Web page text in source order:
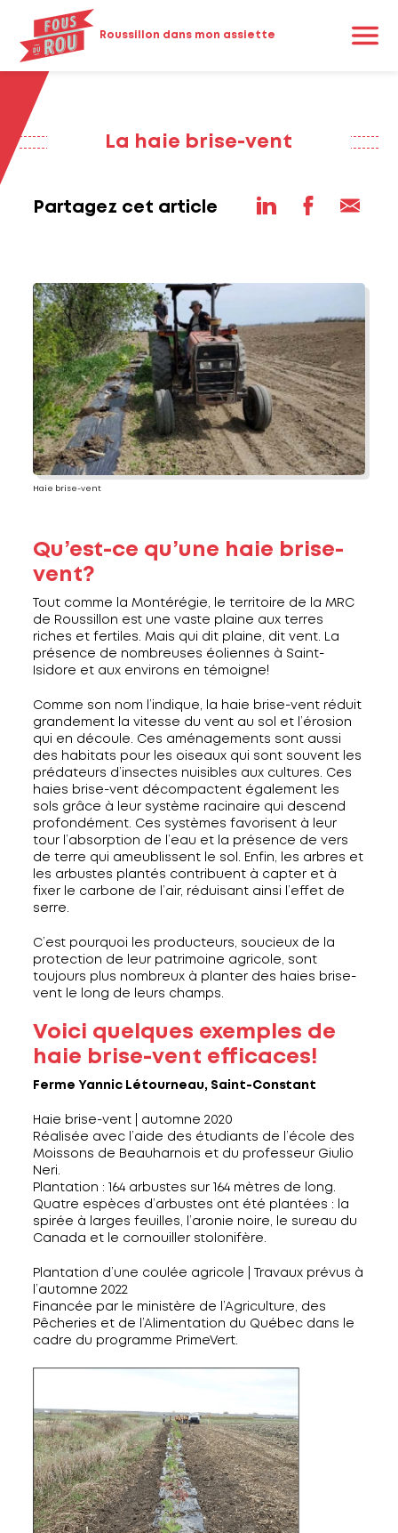
Roussillon dans mon assiette
La haie brise-vent
Partagez cet article
Haie brise-vent
Qu’est-ce qu’une haie brise-
vent?
Tout comme la Montérégie, le territoire de la MRC
de Roussillon est une vaste plaine aux terres
riches et fertiles. Mais qui dit plaine, dit vent. La
présence de nombreuses éoliennes à Saint-
Isidore et aux environs en témoigne!
Comme son nom l’indique, la haie brise-vent réduit
grandement la vitesse du vent au sol et l’érosion
qui en découle. Ces aménagements sont aussi
des habitats pour les oiseaux qui sont souvent les
prédateurs d’insectes nuisibles aux cultures. Ces
haies brise-vent décompactent également les
sols grâce à leur système racinaire qui descend
profondément. Ces systèmes favorisent à leur
tour l’absorption de l’eau et la présence de vers
de terre qui ameublissent le sol. Enfin, les arbres et
les arbustes plantés contribuent à capter et à
fixer le carbone de l’air, réduisant ainsi l’effet de
serre.
C’est pourquoi les producteurs, soucieux de la
protection de leur patrimoine agricole, sont
toujours plus nombreux à planter des haies brise-
vent le long de leurs champs.
Voici quelques exemples de
haie brise-vent efficaces!
Ferme Yannic Létourneau, Saint-Constant
Haie brise-vent | automne 2020
Réalisée avec l’aide des étudiants de l’école des
Moissons de Beauharnois et du professeur Giulio
Neri.
Plantation : 164 arbustes sur 164 mètres de long.
Quatre espèces d’arbustes ont été plantées : la
spirée à larges feuilles, l’aronie noire, le sureau du
Canada et le cornouiller stolonifère.
Plantation d’une coulée agricole | Travaux prévus à
l’automne 2022
Financée par le ministère de l’Agriculture, des
Pêcheries et de l’Alimentation du Québec dans le
cadre du programme PrimeVert.